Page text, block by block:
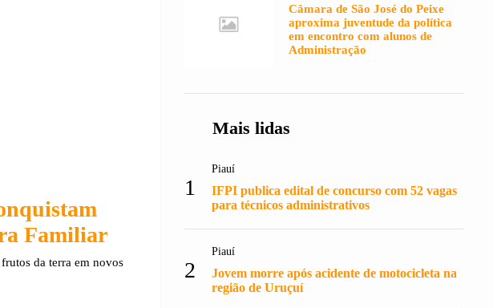
Familiar
da terra em novos
Câmara de São José do Peixe
aproxima juventude da política
em encontro com alunos de
Administração
Mais lidas
1
Piauí
IFPI publica edital de concurso com 52 vagas
para técnicos administrativos
2
Piauí
Jovem morre após acidente de motocicleta na
região de Uruçuí